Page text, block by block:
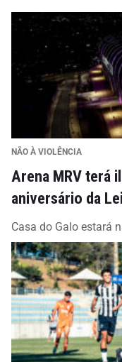
NÃO À VIOLÊNCIA
Arena MRV terá
aniversário da
Casa do Galo estará